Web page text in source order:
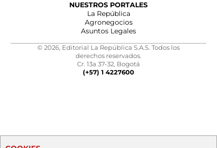
NUESTROS PORTALES
La República
Agronegocios
Asuntos Legales
© 2026, Editorial La República S.A.S. Todos los
derechos reservados.
Cr. 13a 37-32, Bogotá
(+57) 1 4227600